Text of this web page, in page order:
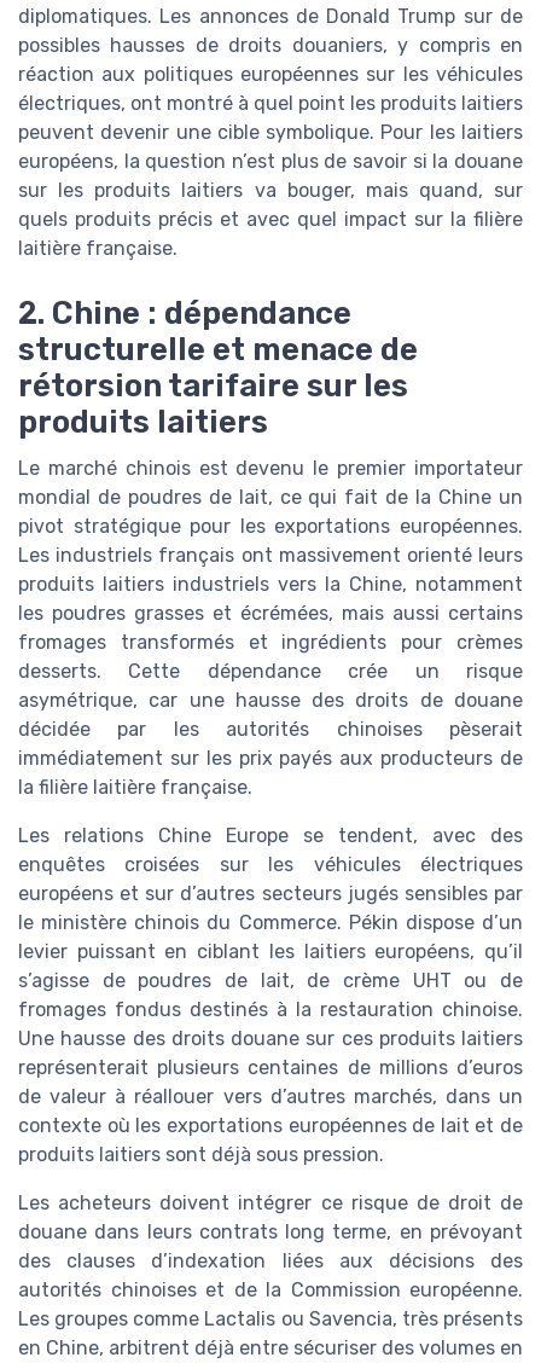
diplomatiques. Les annonces de Donald Trump sur de
possibles hausses de droits douaniers, y compris en
réaction aux politiques européennes sur les véhicules
électriques, ont montré à quel point les produits laitiers
peuvent devenir une cible symbolique. Pour les laitiers
européens, la question n’est plus de savoir si la douane
sur les produits laitiers va bouger, mais quand, sur
quels produits précis et avec quel impact sur la filière
laitière française.
2. Chine : dépendance
structurelle et menace de
rétorsion tarifaire sur les
produits laitiers
Le marché chinois est devenu le premier importateur
mondial de poudres de lait, ce qui fait de la Chine un
pivot stratégique pour les exportations européennes.
Les industriels français ont massivement orienté leurs
produits laitiers industriels vers la Chine, notamment
les poudres grasses et écrémées, mais aussi certains
fromages transformés et ingrédients pour crèmes
desserts. Cette dépendance crée un risque
asymétrique, car une hausse des droits de douane
décidée par les autorités chinoises pèserait
immédiatement sur les prix payés aux producteurs de
la filière laitière française.
Les relations Chine Europe se tendent, avec des
enquêtes croisées sur les véhicules électriques
européens et sur d’autres secteurs jugés sensibles par
le ministère chinois du Commerce. Pékin dispose d’un
levier puissant en ciblant les laitiers européens, qu’il
s’agisse de poudres de lait, de crème UHT ou de
fromages fondus destinés à la restauration chinoise.
Une hausse des droits douane sur ces produits laitiers
représenterait plusieurs centaines de millions d’euros
de valeur à réallouer vers d’autres marchés, dans un
contexte où les exportations européennes de lait et de
produits laitiers sont déjà sous pression.
Les acheteurs doivent intégrer ce risque de droit de
douane dans leurs contrats long terme, en prévoyant
des clauses d’indexation liées aux décisions des
autorités chinoises et de la Commission européenne.
Les groupes comme Lactalis ou Savencia, très présents
en Chine, arbitrent déjà entre sécuriser des volumes en